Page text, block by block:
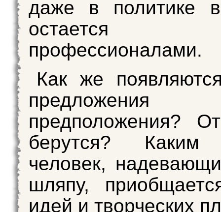
даже в политике
профессионалами.
Как же
предположения?
берутся? Каким
человек,
шляпу,
идей и творческих